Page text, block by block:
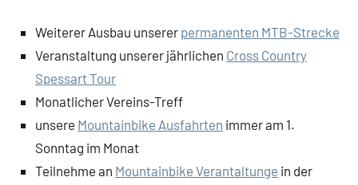
Weiterer Ausbau unserer permanenten MTB-Strecke
Veranstaltung unserer jährlichen Cross Country
Spessart Tour
Monatlicher Vereins-Treff
unsere Mountainbike Ausfahrten immer am 1.
Sonntag im Monat
Teilnehme an Mountainbike Verantaltunge in der